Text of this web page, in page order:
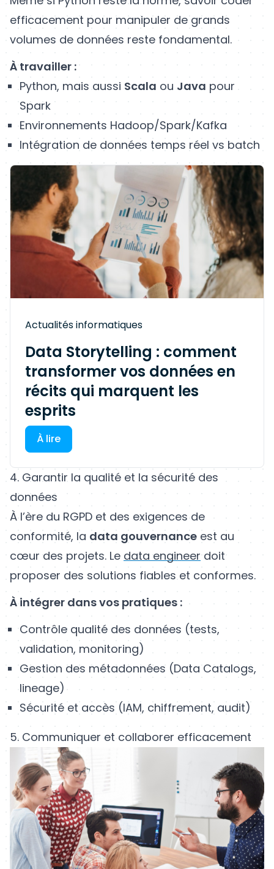
efficacement pour manipuler de grands
volumes de données reste fondamental.
À travailler :
Python, mais aussi Scala ou Java pour
Spark
Environnements Hadoop/Spark/Kafka
Intégration de données temps réel vs batch
Actualités informatiques
Data Storytelling : comment
transformer vos données en
récits qui marquent les
esprits
À lire
4. Garantir la qualité et la sécurité des
données
À l’ère du RGPD et des exigences de
conformité, la data gouvernance est au
cœur des projets. Le data engineer doit
proposer des solutions fiables et conformes.
À intégrer dans vos pratiques :
Contrôle qualité des données (tests,
validation, monitoring)
Gestion des métadonnées (Data Catalogs,
lineage)
Sécurité et accès (IAM, chiffrement, audit)
5. Communiquer et collaborer efficacement